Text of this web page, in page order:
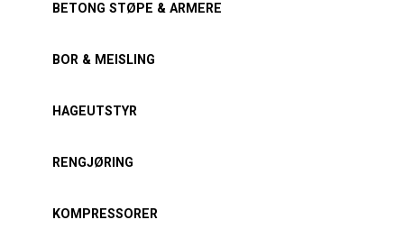
BETONG STØPE & ARMERE
BOR & MEISLING
HAGEUTSTYR
RENGJØRING
KOMPRESSORER